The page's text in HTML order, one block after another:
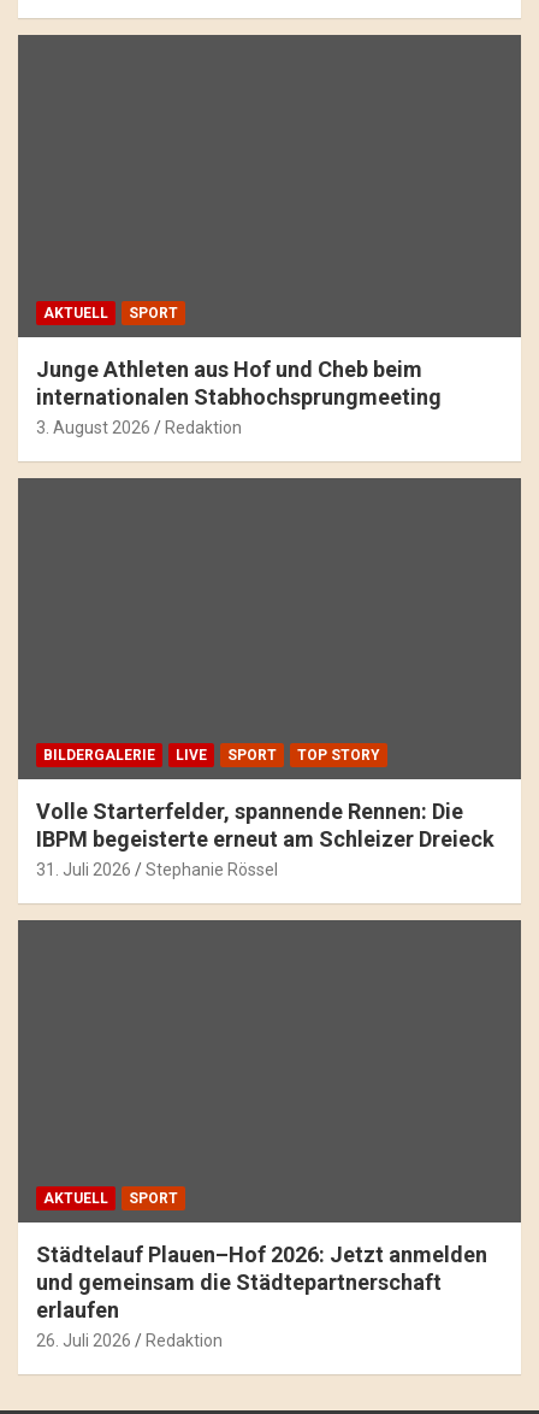
AKTUELL SPORT
Junge Athleten aus Hof und Cheb beim
internationalen Stabhochsprungmeeting
3. August 2026 Redaktion
BILDERGALERIE LIVE SPORT TOP STORY
Volle Starterfelder, spannende Rennen: Die
IBPM begeisterte erneut am Schleizer Dreieck
31. Juli 2026 Stephanie Rössel
AKTUELL SPORT
Städtelauf Plauen–Hof 2026: Jetzt anmelden
und gemeinsam die Städtepartnerschaft
erlaufen
26. Juli 2026 Redaktion